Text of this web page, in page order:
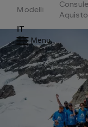
Modelli
Aquisto
IT
Menu